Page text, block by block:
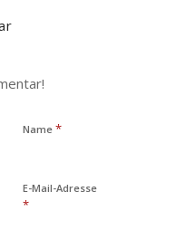
Name *
E-Mail-Adresse
*